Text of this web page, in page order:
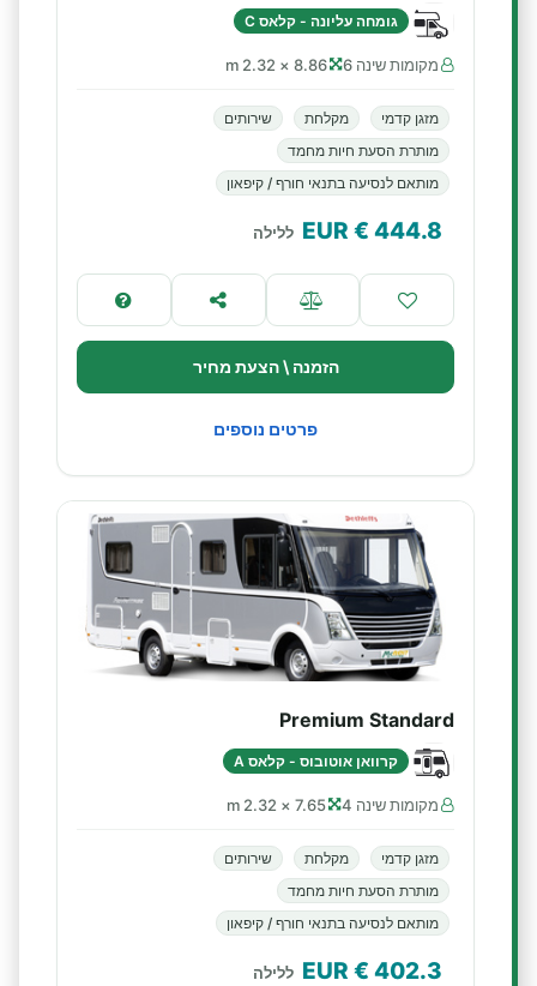
גומחה עליונה - קלאס C
מקומות שינה 6 8.86 × 2.32 m
מזגן קדמי מקלחת
שירותים
מותרת הסעת חיות מחמד
מותאם לנסיעה בתנאי חורף / קיפאון
444.8
€ EUR ללילה
הזמנה \ הצעת מחיר
פרטים נוספים
Premium Standard
קרוואן אוטובוס - קלאס A
מקומות שינה 4 7.65 × 2.32 m
מזגן קדמי מקלחת
שירותים
מותרת הסעת חיות מחמד
מותאם לנסיעה בתנאי חורף / קיפאון
402.3
€ EUR ללילה